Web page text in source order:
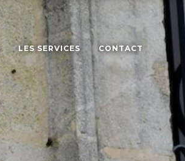
LES SERVICES CONTACT